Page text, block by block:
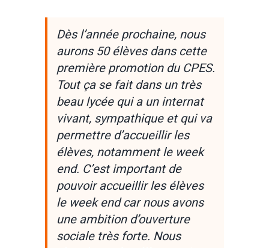
Dès l’année prochaine, nous
aurons 50 élèves dans cette
première promotion du CPES.
Tout ça se fait dans un très
beau lycée qui a un internat
vivant, sympathique et qui va
permettre d’accueillir les
élèves, notamment le week
end. C’est important de
pouvoir accueillir les élèves
le week end car nous avons
une ambition d’ouverture
sociale très forte. Nous